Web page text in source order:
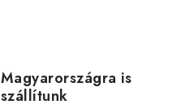
Magyarországra is
szállítunk